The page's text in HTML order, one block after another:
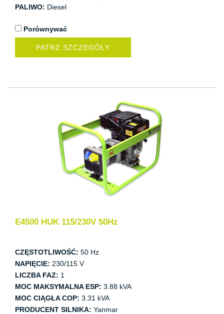
PALIWO: Diesel
Porównywać
PATRZ SZCZEGÓŁY
E4500 HUK 115/230V 50Hz
CZĘSTOTLIWOŚĆ: 50 Hz
NAPIĘCIE: 230/115 V
LICZBA FAZ: 1
MOC MAKSYMALNA ESP: 3.88 kVA
MOC CIĄGŁA COP: 3.31 kVA
PRODUCENT SILNIKA: Yanmar